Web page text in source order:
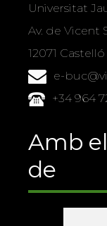
Universitat
Av. de Vicent
12071
e-
+34 964
Amb
de